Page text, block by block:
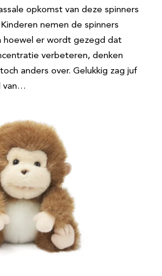
opkomst van deze spinners
nemen de spinners
hoewel er wordt gezegd dat
verbeteren, denken
anders over. Gelukkig zag juf
van…